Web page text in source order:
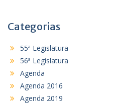
Categorias
55ª Legislatura
56ª Legislatura
Agenda
Agenda 2016
Agenda 2019